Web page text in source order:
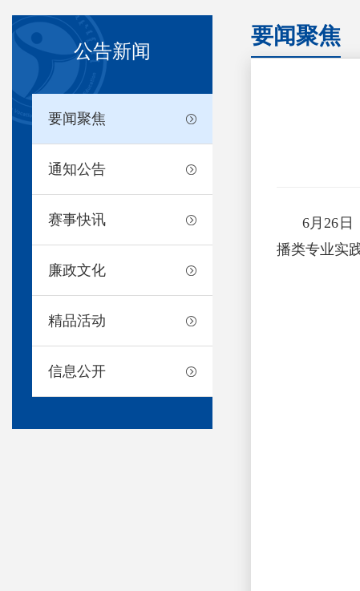
公告新闻
要闻聚焦
通知公告
赛事快讯
廉政文化
精品活动
信息公开
要闻聚焦
6月26日
播类专业实